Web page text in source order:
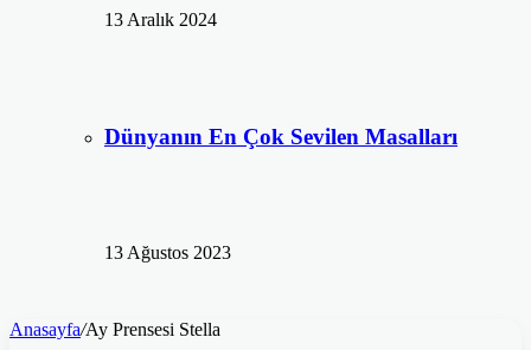
13 Aralık 2024
Dünyanın En Çok Sevilen Masalları
13 Ağustos 2023
Anasayfa/Ay Prensesi Stella